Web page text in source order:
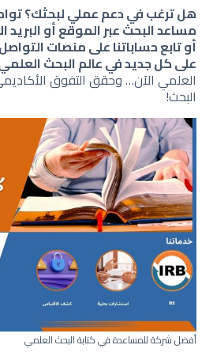
هل ترغب في دعم عملي لبحثك؟
مساعد البحث عبر الموقع أو البريد
أو تابع حساباتنا على منصات
على كل جديد في عالم البحث العلمي!
العلمي الآن… وحقق التفوق
البحث!
أفضل شركة للمساعدة في كتابة البحث العلمي